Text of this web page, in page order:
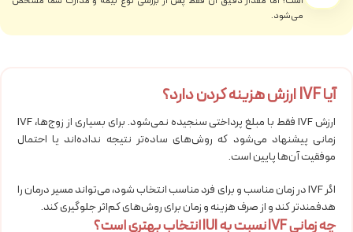
می‌شود.
آیا IVF ارزش هزینه کردن دارد؟
ارزش IVF فقط با مبلغ پرداختی سنجیده نمی‌شود. برای بسیاری از زوج‌ها، IVF
زمانی پیشنهاد می‌شود که روش‌های ساده‌تر نتیجه نداده‌اند یا احتمال
موفقیت آن‌ها پایین است.
اگر IVF در زمان مناسب و برای فرد مناسب انتخاب شود، می‌تواند مسیر درمان را
هدفمندتر کند و از صرف هزینه و زمان برای روش‌های کم‌اثر جلوگیری کند.
چه زمانی IVF نسبت به IUI انتخاب بهتری است؟